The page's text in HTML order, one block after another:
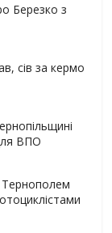
Березко з
сів за кермо
ВПО
Тернополем